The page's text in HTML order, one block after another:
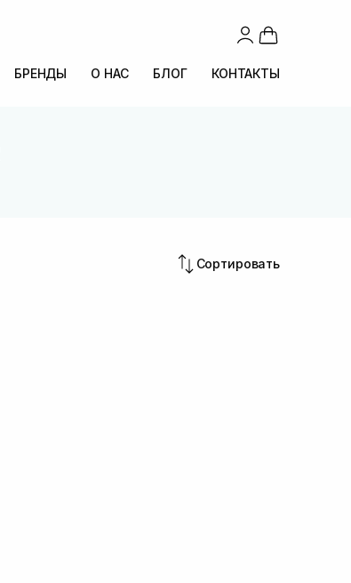
БРЕНДЫ О НАС БЛОГ КОНТАКТЫ
Сортировать